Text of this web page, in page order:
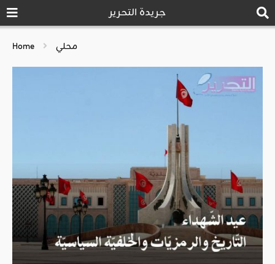
جريدة التحرير
Home محلي